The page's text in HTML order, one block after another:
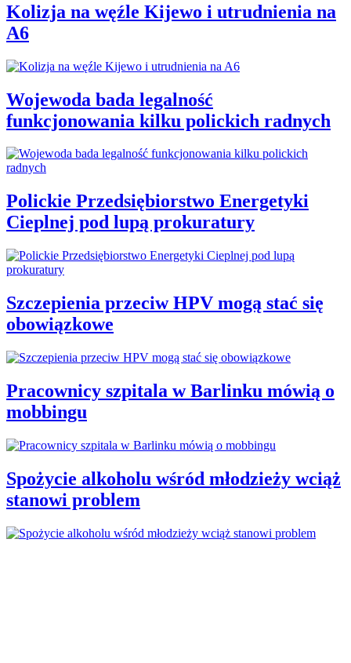
Kolizja na węźle Kijewo i utrudnienia na
A6
Wojewoda bada legalność
funkcjonowania kilku polickich radnych
Polickie Przedsiębiorstwo Energetyki
Cieplnej pod lupą prokuratury
Szczepienia przeciw HPV mogą stać się
obowiązkowe
Pracownicy szpitala w Barlinku mówią o
mobbingu
Spożycie alkoholu wśród młodzieży wciąż
stanowi problem